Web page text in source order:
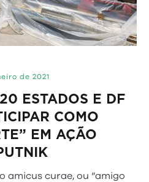
de 2021
ESTADOS E DF
COMO
EM AÇÃO
amicus curae, ou “amigo